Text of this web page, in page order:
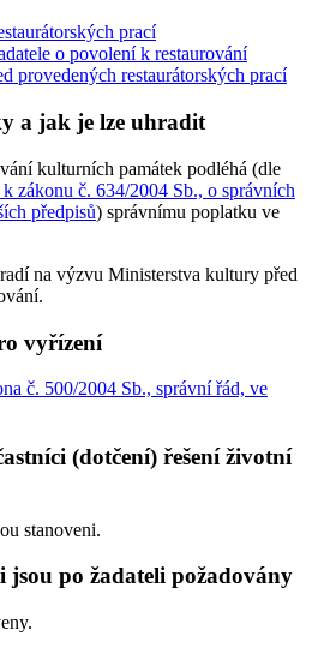
prací
o povolení k restaurování
provedených restaurátorských prací
a jak je lze uhradit
kulturních památek podléhá (dle
zákonu č. 634/2004 Sb., o správních
předpisů) správnímu poplatku ve
na výzvu Ministerstva kultury před
vyřízení
č. 500/2004 Sb., správní řád, ve
(dotčení) řešení životní
stanoveni.
jsou po žadateli požadovány